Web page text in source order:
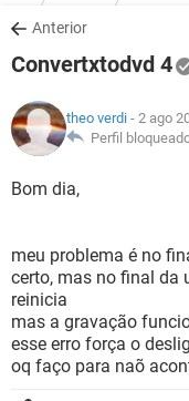
OUTLOOK
INSTAGRAM
GUIA DE COMPRAS
JOGOS
INSTAGRAM
GUIA DE COMPRAS
DOWNLOADS
JOGOS
CELULAR
OUTLOOK
INSTAGRAM
JOGOS
CELULAR
OUTLOOK
GUIA DE COMPRAS
GLOSSÁRIO
JOGOS
OUTLOOK
INSTAGRAM
GUIA DE COMPRAS
Anterior
Convertxtodvd 4
theo verdi - 2 ago
Perfil
Bom dia,
meu problema é no
certo, mas no final da
reinicia
mas a gravação
esse erro força o
oq faço para naõ